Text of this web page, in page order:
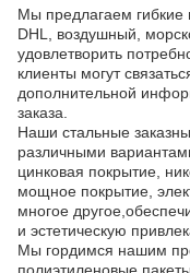
Мы предлагаем гибкие
DHL, воздушный,
удовлетворить
клиенты могут
дополнительной
заказа.
Наши стальные
различными
цинковая покрытие,
мощное покрытие,
многое
и эстетическую
Мы гордимся нашим